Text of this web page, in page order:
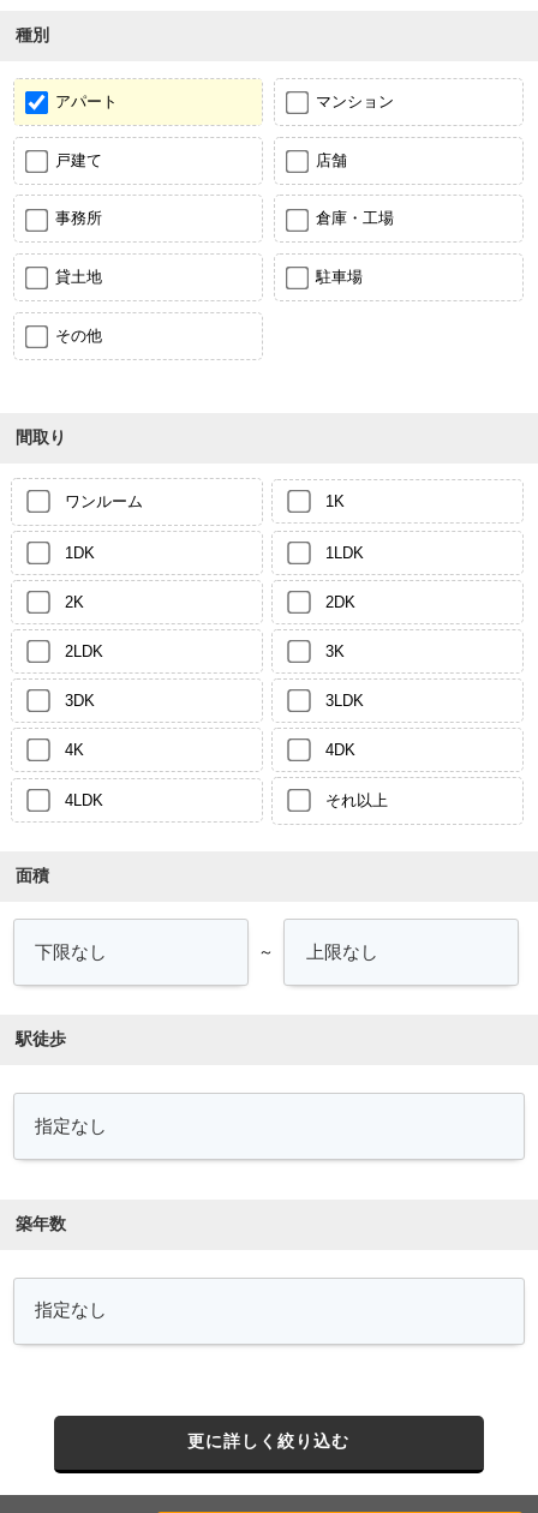
種別
アパート マンション
戸建て 店舗
事務所 倉庫・工場
貸土地 駐車場
その他
間取り
ワンルーム 1K
1DK 1LDK
2K 2DK
2LDK 3K
3DK 3LDK
4K 4DK
4LDK それ以上
面積
～
駅徒歩
築年数
更に詳しく絞り込む